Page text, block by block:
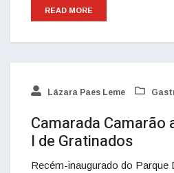
READ MORE
Lázara Paes Leme
Camarada Camarão
l de Gratinados
Recém-inaugurado do Parque